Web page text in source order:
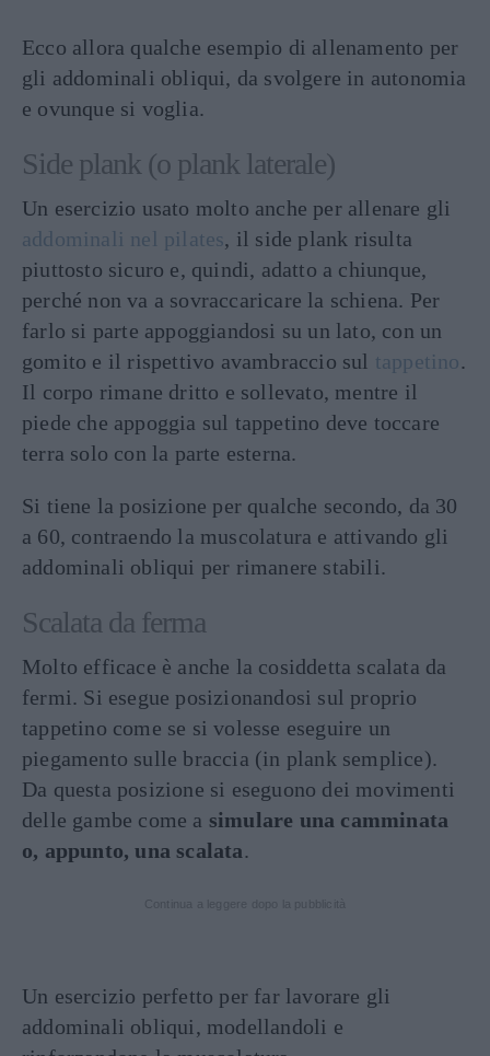
Ecco allora qualche esempio di allenamento per
gli addominali obliqui, da svolgere in autonomia
e ovunque si voglia.
Side plank (o plank laterale)
Un esercizio usato molto anche per allenare gli
addominali nel pilates, il side plank risulta
piuttosto sicuro e, quindi, adatto a chiunque,
perché non va a sovraccaricare la schiena. Per
farlo si parte appoggiandosi su un lato, con un
gomito e il rispettivo avambraccio sul tappetino.
Il corpo rimane dritto e sollevato, mentre il
piede che appoggia sul tappetino deve toccare
terra solo con la parte esterna.
Si tiene la posizione per qualche secondo, da 30
a 60, contraendo la muscolatura e attivando gli
addominali obliqui per rimanere stabili.
Scalata da ferma
Molto efficace è anche la cosiddetta scalata da
fermi. Si esegue posizionandosi sul proprio
tappetino come se si volesse eseguire un
piegamento sulle braccia (in plank semplice).
Da questa posizione si eseguono dei movimenti
delle gambe come a simulare una camminata
o, appunto, una scalata.
Un esercizio perfetto per far lavorare gli
addominali obliqui, modellandoli e